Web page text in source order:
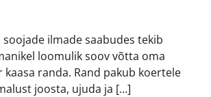
soojade ilmade saabudes tekib
loomulik soov võtta oma
kaasa randa. Rand pakub koertele
joosta, ujuda ja […]